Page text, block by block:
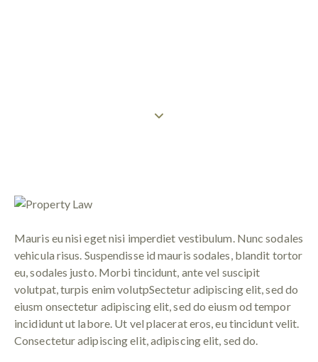
Mauris eu nisi eget nisi imperdiet vestibulum. Nunc sodales
vehicula risus. Suspendisse id mauris sodales, blandit tortor
eu, sodales justo. Morbi tincidunt, ante vel suscipit
volutpat, turpis enim volutpSectetur adipiscing elit, sed do
eiusm onsectetur adipiscing elit, sed do eiusm od tempor
incididunt ut labore. Ut vel placerat eros, eu tincidunt velit.
Consectetur adipiscing elit, adipiscing elit, sed do.